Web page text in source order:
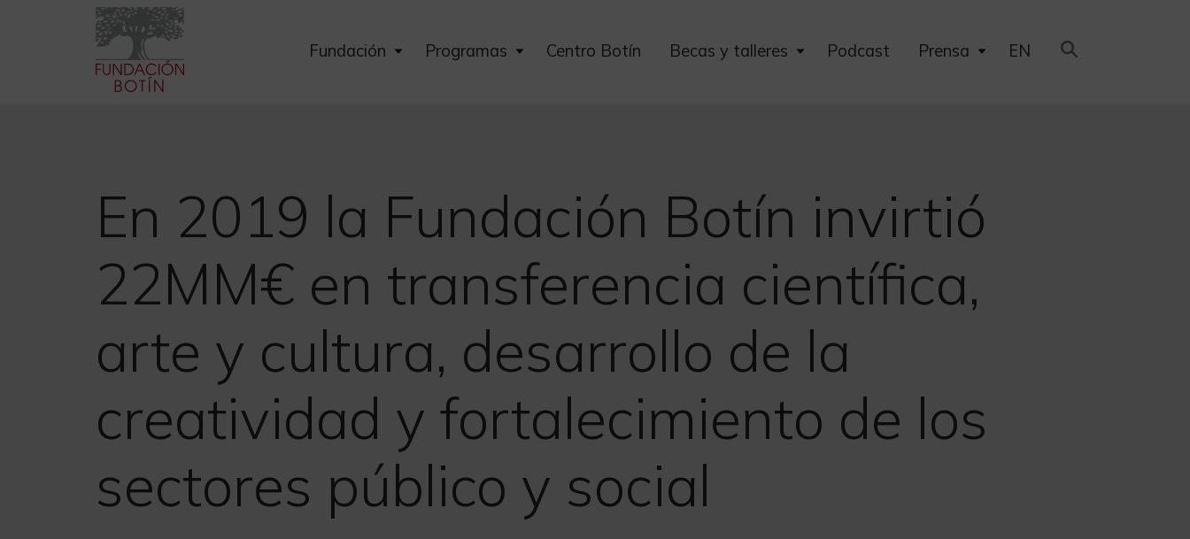
Fundación
ExpandProgramas
ExpandCentro Botín Becas y talleres
ExpandPodcast Prensa
Expand
EN
En 2019 la Fundación Botín invirtió
22MM€ en transferencia científica,
arte y cultura, desarrollo de la
creatividad y fortalecimiento de los
sectores público y social